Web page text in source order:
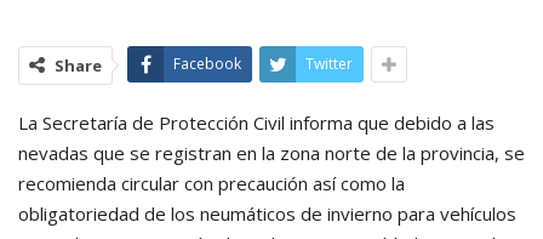
Share Facebook Twitter
La Secretaría de Protección Civil informa que debido a las
nevadas que se registran en la zona norte de la provincia, se
recomienda circular con precaución así como la
obligatoriedad de los neumáticos de invierno para vehículos